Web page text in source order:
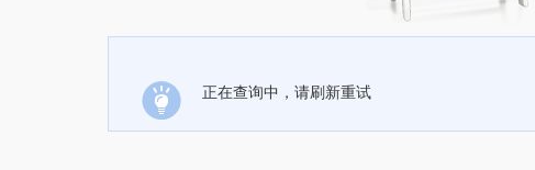
正在查询中，请刷新重试